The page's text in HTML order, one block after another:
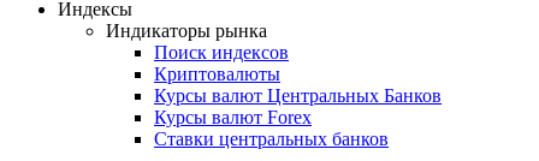
Откройте глобальную базу данных
Получить доступ
Индикаторы рынка
Поиск индексов